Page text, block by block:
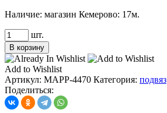
Наличие: магазин Кемерово: 17м.
Количество
товара
манжет
двойной
15
см*
80
см
шт.
В корзину
Add to Wishlist
Артикул: MAPP-4470 Категория: подвяз
Поделиться: